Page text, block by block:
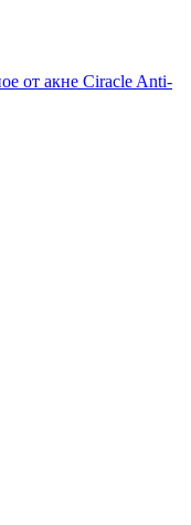
от акне Ciracle Anti-